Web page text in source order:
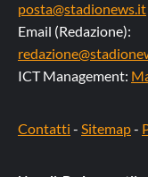
posta@stadionews.it
Email (Redazione):
ICT Management:
Contatti - Sitemap-